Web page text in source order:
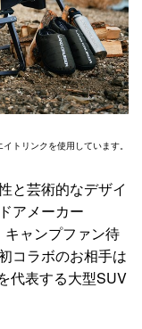
トリンクを使用しています。
と芸術的なデザイ
アメーカー
キャンプファン待
コラボのお相手は
代表する大型SUV